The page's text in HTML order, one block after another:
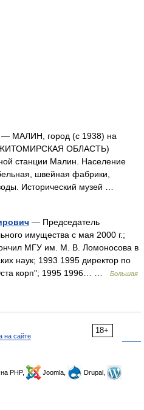
— МАЛИН, город (с 1938) на
ЖИТОМИРСКАЯ ОБЛАСТЬ)
станции Малин. Население
швейная фабрики,
Исторический музей …
— Председатель
имущества с мая 2000 г.;
МГУ им. М. В. Ломоносова в
наук; 1993 1995 директор по
корп"; 1995 1996… …
Большая
18+
на сайте
PHP, Joomla,
Drupal,